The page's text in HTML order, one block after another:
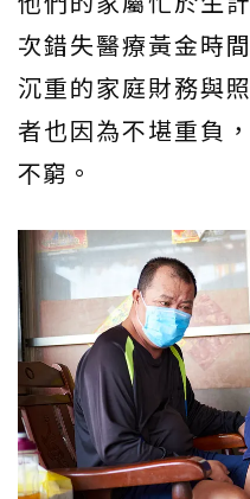
次錯失醫療黃金時
沉重的家庭財務與
者也因為不堪重負
不窮。